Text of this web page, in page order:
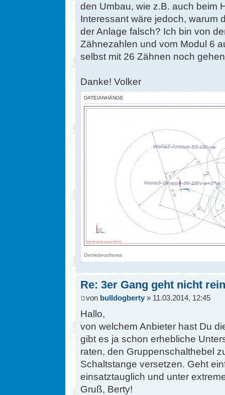
den Umbau, wie z.B. auch beim
Interessant wäre jedoch, warum
der Anlage falsch? Ich bin von
Zähnezahlen und vom Modul 6
selbst mit 26 Zähnen noch
Danke! Volker
DATEIANHÄNGE
Getriebeschema
Re: 3er Gang geht nicht
von bulldogberty » 11.03.2014, 12:45
Hallo,
von welchem Anbieter hast Du
gibt es ja schon erhebliche
raten, den Gruppenschalthebel
Schaltstange versetzen. Geht
einsatztauglich und unter
Gruß, Berty!